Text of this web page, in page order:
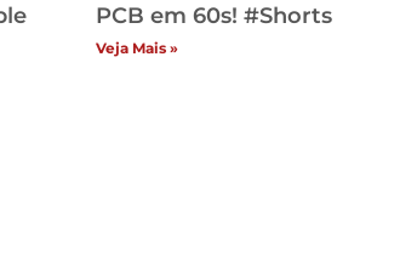
PCB em 60s! #Shorts
Veja Mais »